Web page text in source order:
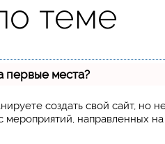
теме
первые места?
создать свой сайт, но
мероприятий, направленных